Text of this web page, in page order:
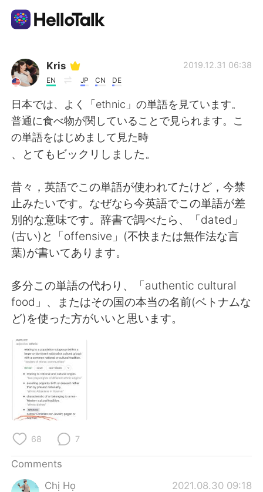
Language Exchange App
AI Grammar Checker
English
Español العربية
Français Deutsch
Русский ไทย
Indonesia Italiano
Türkçe
Português
Kris
EN JP CN DE
2019.12.31 06:38
日本では、よく「ethnic」の単語を見ています。
普通に食べ物が関していることで見られます。こ
の単語をはじめまして見た時
、とてもビックリしました。
昔々，英語でこの単語が使われてたけど，今禁
止みたいです。なぜなら今英語でこの単語が差
別的な意味です。辞書で調べたら、「dated」
(古い)と「offensive」(不快または無作法な言
葉)が書いてあります。
多分この単語の代わり、「authentic cultural
food」、またはその国の本当の名前(ベトナムな
ど)を使った方がいいと思います。
68 7
Comments
Chị Họ
2021.08.30 09:18